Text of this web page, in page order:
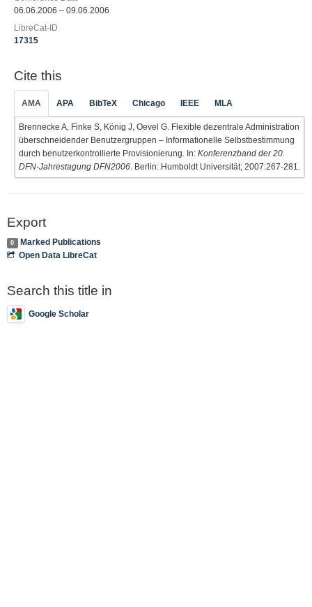
06.06.2006 – 09.06.2006
LibreCat-ID
17315
Cite this
AMA APA BibTeX Chicago IEEE MLA
Brennecke A, Finke S, König J, Oevel G. Flexible dezentrale Administration
überschneidender Benutzergruppen – Informationelle Selbstbestimmung
durch benutzerkontrollierte Provisionierung. In: Konferenzband der 20.
DFN-Jahrestagung DFN2006 . Berlin: Humboldt Universität; 2007:267-281.
Export
0
Marked Publications
Open Data LibreCat
Search this title in
Google Scholar